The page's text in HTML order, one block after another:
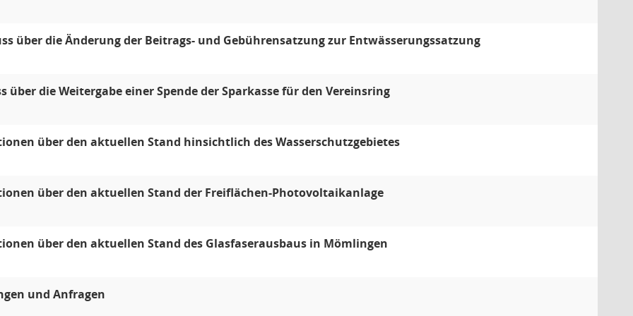
über die Änderung der Beitrags- und Gebührensatzung zur Entwässerungssatzung
über die Weitergabe einer Spende der Sparkasse für den Vereinsring
über den aktuellen Stand hinsichtlich des Wasserschutzgebietes
über den aktuellen Stand der Freiflächen-Photovoltaikanlage
über den aktuellen Stand des Glasfaserausbaus in Mömlingen
und Anfragen